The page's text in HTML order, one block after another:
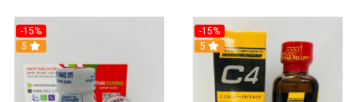
-15%
5
-15%
5